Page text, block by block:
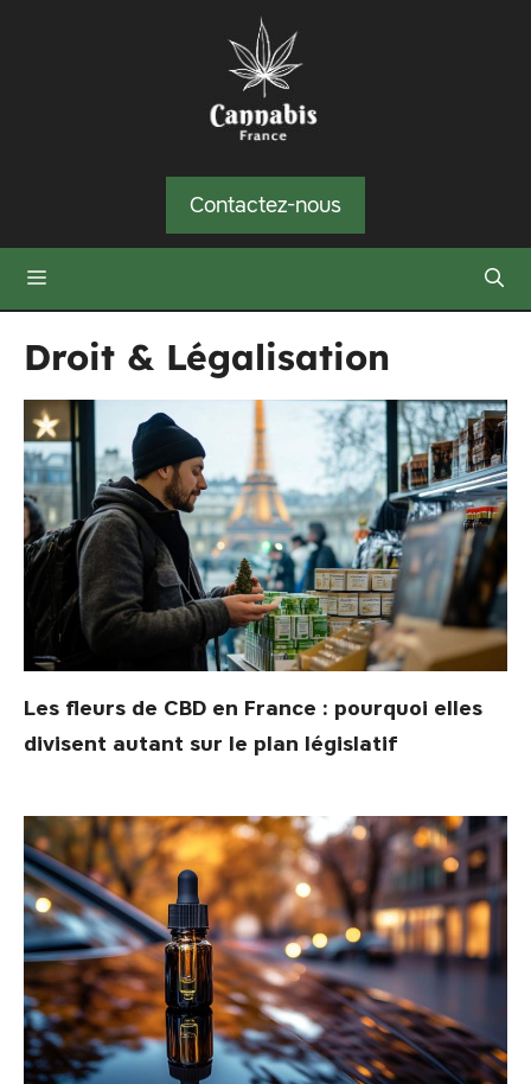
Contactez-nous
Menu
Droit & Légalisation
Les fleurs de CBD en France : pourquoi elles
divisent autant sur le plan législatif